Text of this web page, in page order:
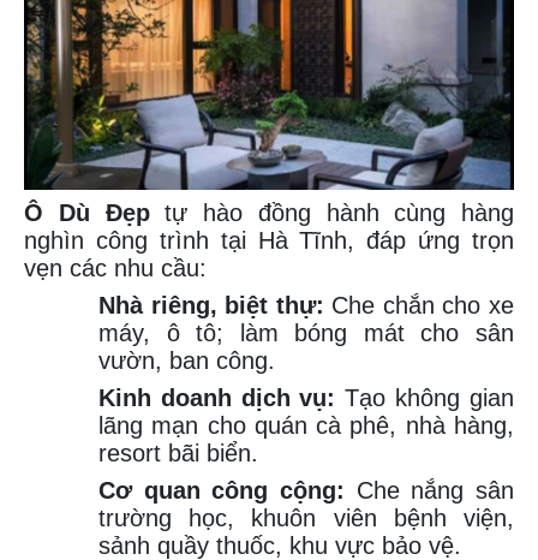
Ô Dù Đẹptự hào đồng hành cùng hàng
nghìn công trình tại Hà Tĩnh, đáp ứng trọn
vẹn các nhu cầu:
Nhà riêng, biệt thự: Che chắn cho xe
máy, ô tô; làm bóng mát cho sân
vườn, ban công.
Kinh doanh dịch vụ: Tạo không gian
lãng mạn cho quán cà phê, nhà hàng,
resort bãi biển.
Cơ quan công cộng: Che nắng sân
trường học, khuôn viên bệnh viện,
sảnh quầy thuốc, khu vực bảo vệ.